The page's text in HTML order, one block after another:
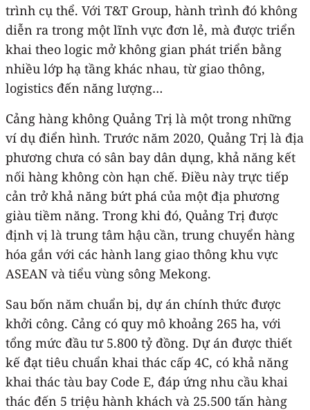
trình cụ thể. Với T&T Group, hành trình đó không
diễn ra trong một lĩnh vực đơn lẻ, mà được triển
khai theo logic mở không gian phát triển bằng
nhiều lớp hạ tầng khác nhau, từ giao thông,
logistics đến năng lượng…
Cảng hàng không Quảng Trị là một trong những
ví dụ điển hình. Trước năm 2020, Quảng Trị là địa
phương chưa có sân bay dân dụng, khả năng kết
nối hàng không còn hạn chế. Điều này trực tiếp
cản trở khả năng bứt phá của một địa phương
giàu tiềm năng. Trong khi đó, Quảng Trị được
định vị là trung tâm hậu cần, trung chuyển hàng
hóa gắn với các hành lang giao thông khu vực
ASEAN và tiểu vùng sông Mekong.
Sau bốn năm chuẩn bị, dự án chính thức được
khởi công. Cảng có quy mô khoảng 265 ha, với
tổng mức đầu tư 5.800 tỷ đồng. Dự án được thiết
kế đạt tiêu chuẩn khai thác cấp 4C, có khả năng
khai thác tàu bay Code E, đáp ứng nhu cầu khai
thác đến 5 triệu hành khách và 25.500 tấn hàng